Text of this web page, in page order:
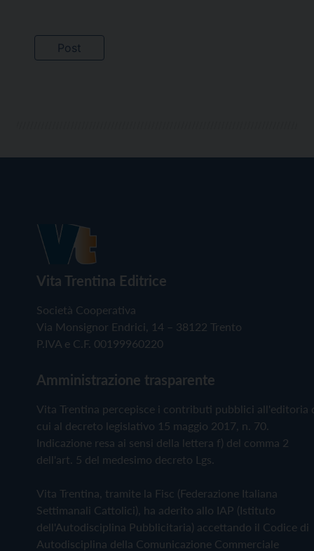
Vita Trentina Editrice
Società Cooperativa
Via Monsignor Endrici, 14 – 38122 Trento
P.IVA e C.F. 00199960220
Amministrazione trasparente
Vita Trentina percepisce i contributi pubblici all'editoria
cui al decreto legislativo 15 maggio 2017, n. 70.
Indicazione resa ai sensi della lettera f) del comma 2
dell'art. 5 del medesimo decreto Lgs.
Vita Trentina, tramite la Fisc (Federazione Italiana
Settimanali Cattolici), ha aderito allo IAP (Istituto
dell'Autodisciplina Pubblicitaria) accettando il Codice di
Autodisciplina della Comunicazione Commerciale